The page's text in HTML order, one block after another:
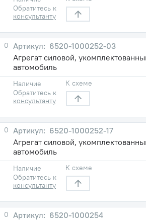
Обратитесь к
консультанту
0
6520-1000252-03
Агрегат силовой,
автомобиль
Наличие
Обратитесь к
консультанту
К схеме
0
6520-1000252-17
Агрегат силовой,
автомобиль
Наличие
Обратитесь к
консультанту
К схеме
0
6520-1000254